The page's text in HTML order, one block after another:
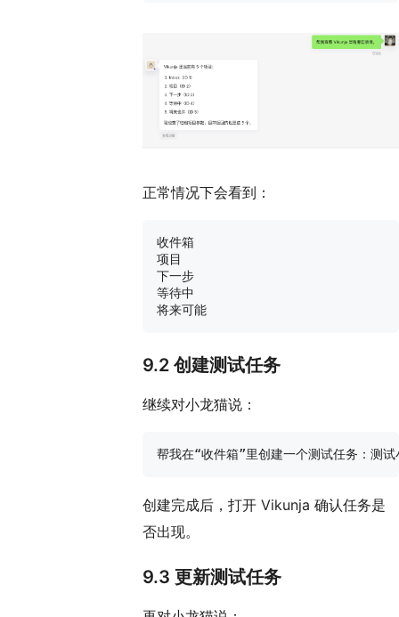
正常情况下会看到：
收件箱
项目
下一步
等待中
9.2 创建测试任务
继续对小龙猫说：
创建完成后，打开 Vikunja 确认任务是
否出现。
9.3 更新测试任务